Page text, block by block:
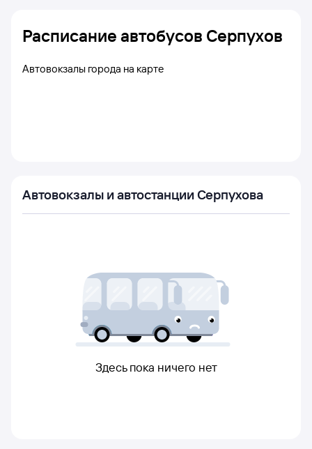
Расписание автобусов Серпухов
Автовокзалы города на карте
Автовокзалы и автостанции Серпухова
Здесь пока ничего нет